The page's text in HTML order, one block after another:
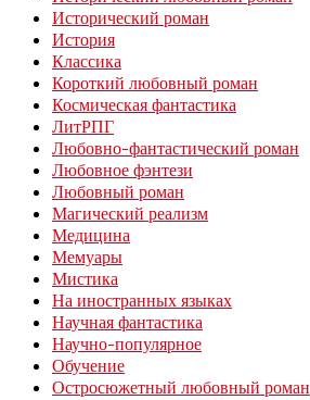
Исторический роман
История
Классика
Короткий любовный роман
Космическая фантастика
ЛитРПГ
Любовно-фантастический роман
Любовное фэнтези
Любовный роман
Магический реализм
Медицина
Мемуары
Мистика
На иностранных языках
Научная фантастика
Научно-популярное
Обучение
Остросюжетный любовный роман